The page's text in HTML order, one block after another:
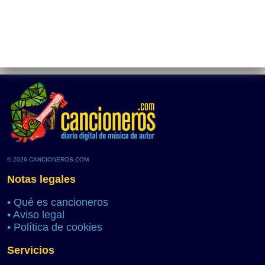
© 2026 CANCIONEROS.COM
Notas legales
• Qué es cancioneros
• Aviso legal
• Política de cookies
Servicios